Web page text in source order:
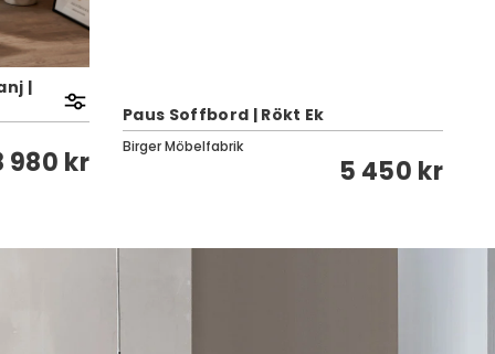
|
980 kr
Paus Soffbord | Rökt Ek
Birger Möbelfabrik
5 450 kr